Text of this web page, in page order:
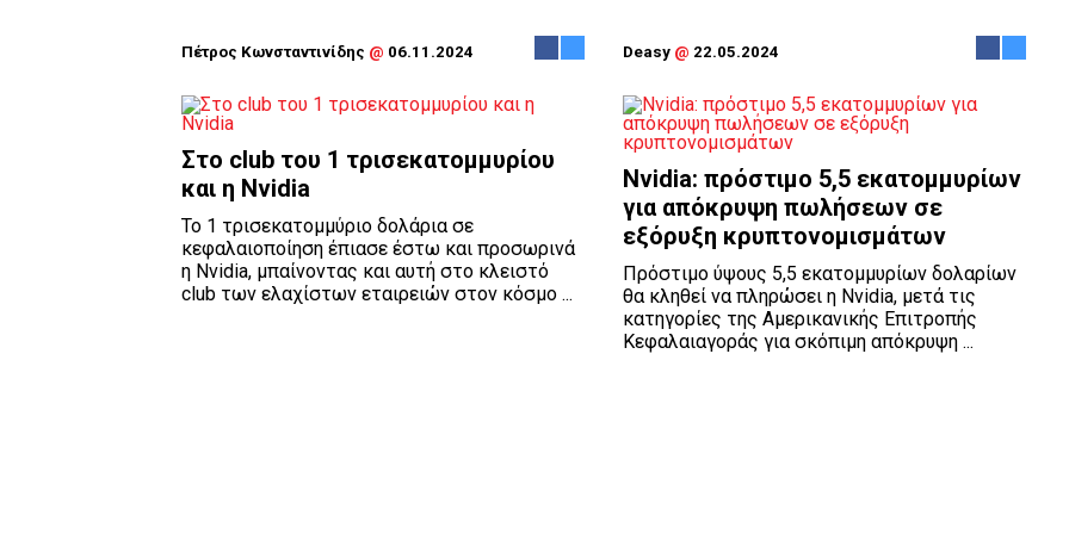
Πέτρος Κωνσταντινίδης @ 06.11.2024 Deasy @ 22.05.2024
Στο club του 1 τρισεκατομμυρίου
και η Nvidia
To 1 τρισεκατομμύριο δολάρια σε
κεφαλαιοποίηση έπιασε έστω και προσωρινά
η Nvidia, μπαίνοντας και αυτή στο κλειστό
club των ελαχίστων εταιρειών στον κόσμο ...
Νvidia: πρόστιμο 5,5 εκατομμυρίων
για απόκρυψη πωλήσεων σε
εξόρυξη κρυπτονομισμάτων
Πρόστιμο ύψους 5,5 εκατομμυρίων δολαρίων
θα κληθεί να πληρώσει η Nvidia, μετά τις
κατηγορίες της Αμερικανικής Επιτροπής
Κεφαλαιαγοράς για σκόπιμη απόκρυψη ...